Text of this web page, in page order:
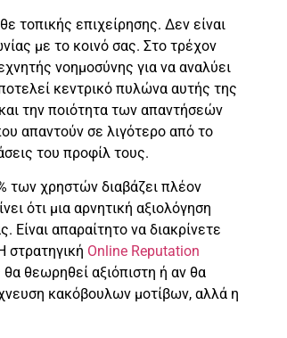
τοπικής επιχείρησης. Δεν είναι
με το κοινό σας. Στο τρέχον
νοημοσύνης για να αναλύει
κεντρικό πυλώνα αυτής της
την ποιότητα των απαντήσεών
απαντούν σε λιγότερο από το
του προφίλ τους.
των χρηστών διαβάζει πλέον
ότι μια αρνητική αξιολόγηση
Είναι απαραίτητο να διακρίνετε
στρατηγική Online Reputation
θεωρηθεί αξιόπιστη ή αν θα
κακόβουλων μοτίβων, αλλά η